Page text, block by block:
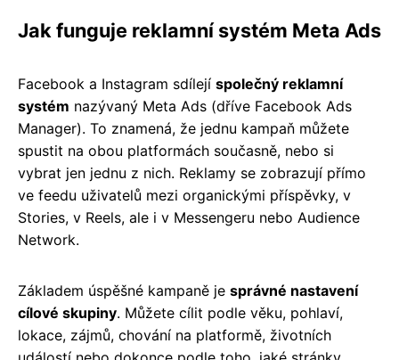
Jak funguje reklamní systém Meta Ads
Facebook a Instagram sdílejí společný reklamní
systém nazývaný Meta Ads (dříve Facebook Ads
Manager). To znamená, že jednu kampaň můžete
spustit na obou platformách současně, nebo si
vybrat jen jednu z nich. Reklamy se zobrazují přímo
ve feedu uživatelů mezi organickými příspěvky, v
Stories, v Reels, ale i v Messengeru nebo Audience
Network.
Základem úspěšné kampaně je správné nastavení
cílové skupiny. Můžete cílit podle věku, pohlaví,
lokace, zájmů, chování na platformě, životních